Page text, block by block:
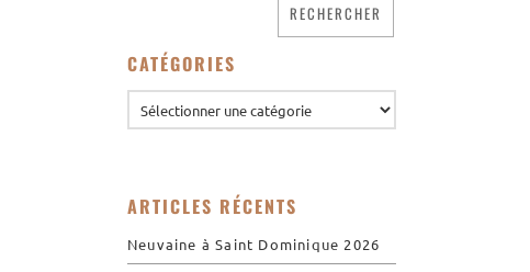
La famille dominicaine
Nous aider !
l’église de Chalais
CATÉGORIES
ARTICLES RÉCENTS
Neuvaine à Saint Dominique 2026